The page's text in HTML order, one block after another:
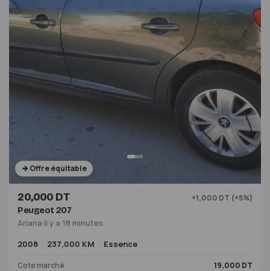
Offre équitable
20,000 DT +1,000 DT (+5%)
Peugeot 207
Ariana·Il y a 19 minutes
2008
237,000 KM Essence
Cote marché 19,000 DT